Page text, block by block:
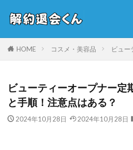
HOME コスメ・美容品 ビュー
ビューティーオープナー定
と手順！注意点はある？
2024年10月28日 2024年10月28日